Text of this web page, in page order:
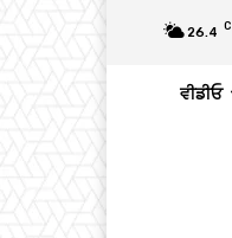
26.4 C
ਵੀਡੀਓ